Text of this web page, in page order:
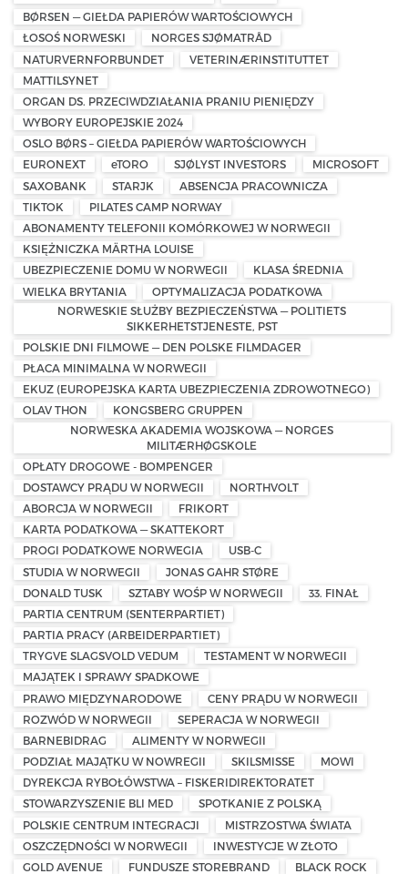
BØRSEN — GIEŁDA PAPIERÓW WARTOŚCIOWYCH
ŁOSOŚ NORWESKI
NORGES SJØMATRÅD
NATURVERNFORBUNDET
VETERINÆRINSTITUTTET
MATTILSYNET
ORGAN DS. PRZECIWDZIAŁANIA PRANIU PIENIĘDZY
WYBORY EUROPEJSKIE 2024
OSLO BØRS – GIEŁDA PAPIERÓW WARTOŚCIOWYCH
EURONEXT
eTORO SJØLYST INVESTORS
MICROSOFT
SAXOBANK
STARJK
ABSENCJA PRACOWNICZA
TIKTOK
PILATES CAMP NORWAY
ABONAMENTY TELEFONII KOMÓRKOWEJ W NORWEGII
KSIĘŻNICZKA MÄRTHA LOUISE
UBEZPIECZENIE DOMU W NORWEGII
KLASA ŚREDNIA
WIELKA BRYTANIA
OPTYMALIZACJA PODATKOWA
NORWESKIE SŁUŻBY BEZPIECZEŃSTWA — POLITIETS
SIKKERHETSTJENESTE, PST
POLSKIE DNI FILMOWE — DEN POLSKE FILMDAGER
PŁACA MINIMALNA W NORWEGII
EKUZ (EUROPEJSKA KARTA UBEZPIECZENIA ZDROWOTNEGO)
OLAV THON
KONGSBERG GRUPPEN
NORWESKA AKADEMIA WOJSKOWA — NORGES
MILITÆRHØGSKOLE
OPŁATY DROGOWE - BOMPENGER
DOSTAWCY PRĄDU W NORWEGII
NORTHVOLT
ABORCJA W NORWEGII
FRIKORT
KARTA PODATKOWA — SKATTEKORT
PROGI PODATKOWE NORWEGIA
USB-C
STUDIA W NORWEGII
JONAS GAHR STØRE
DONALD TUSK
SZTABY WOŚP W NORWEGII
33. FINAŁ
PARTIA CENTRUM (SENTERPARTIET)
PARTIA PRACY (ARBEIDERPARTIET)
TRYGVE SLAGSVOLD VEDUM
TESTAMENT W NORWEGII
MAJĄTEK I SPRAWY SPADKOWE
PRAWO MIĘDZYNARODOWE
CENY PRĄDU W NORWEGII
ROZWÓD W NORWEGII
SEPERACJA W NORWEGII
BARNEBIDRAG
ALIMENTY W NORWEGII
PODZIAŁ MAJĄTKU W NOWREGII
SKILSMISSE
MOWI
DYREKCJA RYBOŁÓWSTWA – FISKERIDIREKTORATET
STOWARZYSZENIE BLI MED
SPOTKANIE Z POLSKĄ
POLSKIE CENTRUM INTEGRACJI
MISTRZOSTWA ŚWIATA
OSZCZĘDNOŚCI W NORWEGII
INWESTYCJE W ZŁOTO
GOLD AVENUE
FUNDUSZE STOREBRAND
BLACK ROCK